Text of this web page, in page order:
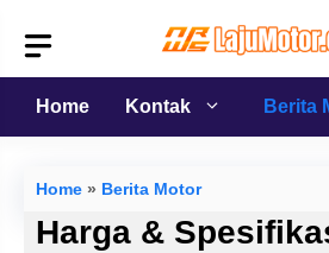
isi
Home
Kontak Berita
Home » Berita Motor
Harga &